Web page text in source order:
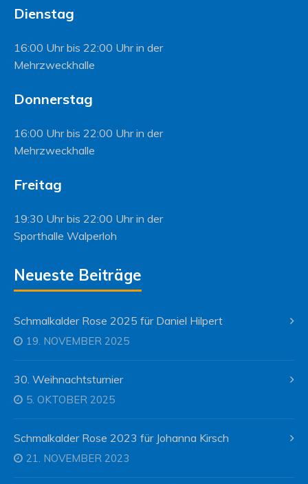
Dienstag
16:00 Uhr bis 22:00 Uhr in der
Mehrzweckhalle
Donnerstag
16:00 Uhr bis 22:00 Uhr in der
Mehrzweckhalle
Freitag
19:30 Uhr bis 22:00 Uhr in der
Sporthalle Walperloh
Neueste Beiträge
Schmalkalder Rose 2025 für Daniel Hilpert
19. NOVEMBER 2025
30. Weihnachtsturnier
5. OKTOBER 2025
Schmalkalder Rose 2023 für Johanna Kirsch
21. NOVEMBER 2023